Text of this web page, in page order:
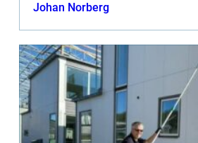
Johan Norberg